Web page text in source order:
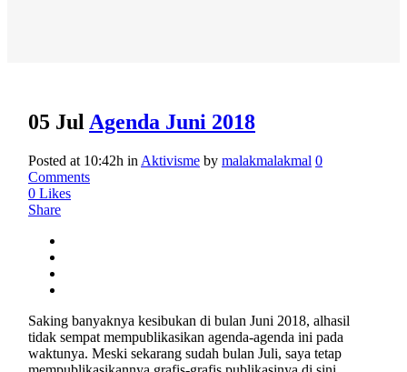
05 Jul Agenda Juni 2018
Posted at 10:42h in Aktivisme by malakmalakmal 0
Comments
0 Likes
Share
Saking banyaknya kesibukan di bulan Juni 2018, alhasil
tidak sempat mempublikasikan agenda-agenda ini pada
waktunya. Meski sekarang sudah bulan Juli, saya tetap